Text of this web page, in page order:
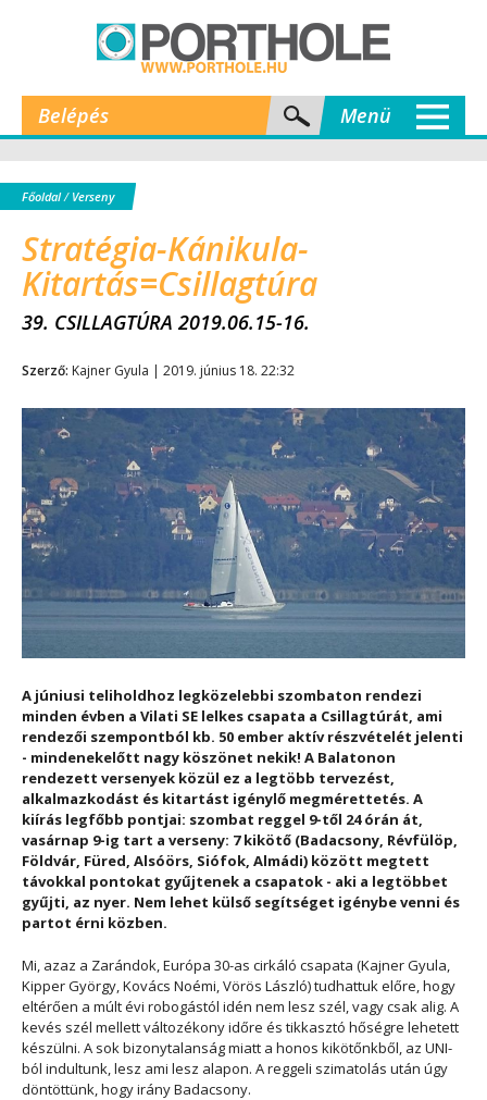
Belépés Menü
Főoldal/ Verseny
Stratégia-Kánikula-
Kitartás=Csillagtúra
39. CSILLAGTÚRA 2019.06.15-16.
Szerző: Kajner Gyula | 2019. június 18. 22:32
A júniusi teliholdhoz legközelebbi szombaton rendezi
minden évben a Vilati SE lelkes csapata a Csillagtúrát, ami
rendezői szempontból kb. 50 ember aktív részvételét jelenti
- mindenekelőtt nagy köszönet nekik! A Balatonon
rendezett versenyek közül ez a legtöbb tervezést,
alkalmazkodást és kitartást igénylő megmérettetés. A
kiírás legfőbb pontjai: szombat reggel 9-től 24 órán át,
vasárnap 9-ig tart a verseny: 7 kikötő (Badacsony, Révfülöp,
Földvár, Füred, Alsóörs, Siófok, Almádi) között megtett
távokkal pontokat gyűjtenek a csapatok - aki a legtöbbet
gyűjti, az nyer. Nem lehet külső segítséget igénybe venni és
partot érni közben.
Mi, azaz a Zarándok, Európa 30-as cirkáló csapata (Kajner Gyula,
Kipper György, Kovács Noémi, Vörös László) tudhattuk előre, hogy
eltérően a múlt évi robogástól idén nem lesz szél, vagy csak alig. A
kevés szél mellett változékony időre és tikkasztó hőségre lehetett
készülni. A sok bizonytalanság miatt a honos kikötőnkből, az UNI-
ból indultunk, lesz ami lesz alapon. A reggeli szimatolás után úgy
döntöttünk, hogy irány Badacsony.